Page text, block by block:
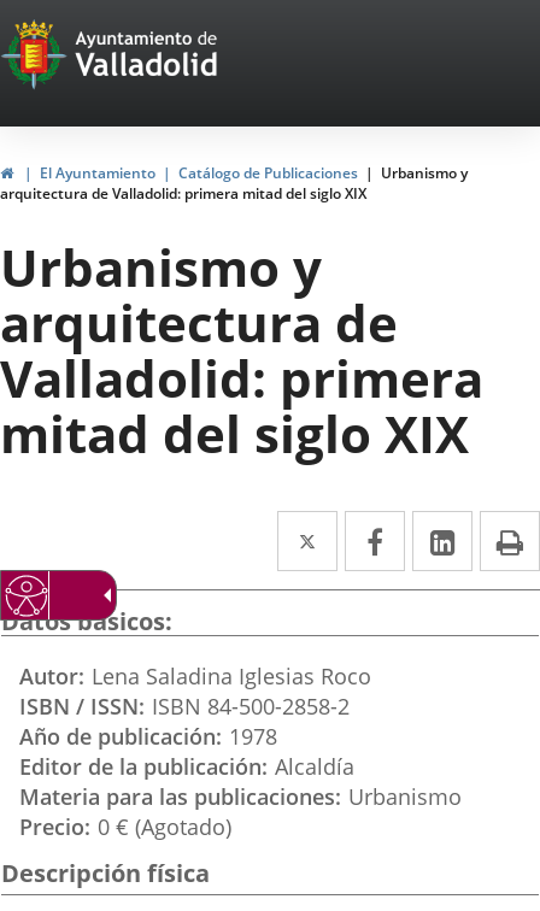
Portal
Web
del
Ayuntamiento
de
Valladolid
InicioEl Ayuntamiento Catálogo de Publicaciones
Urbanismo y
arquitectura de Valladolid: primera mitad del siglo XIX
Urbanismo y
arquitectura de
Valladolid: primera
mitad del siglo XIX
Twitter
Enlace
a
externa.
Facebook
Enlace
a
Enlace
a
Datos básicos
Autor Lena Saladina Iglesias Roco
ISBN / ISSN ISBN 84-500-2858-2
Año de publicación 1978
Editor de la publicación Alcaldía
Materia para las publicaciones Urbanismo
Precio 0 € (Agotado)
Descripción física